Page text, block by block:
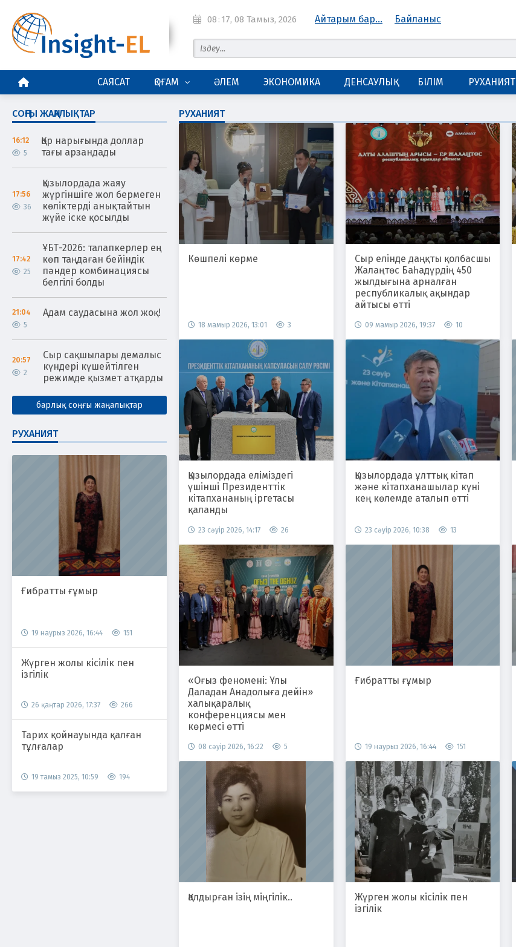
08 : 17, 08 Тамыз, 2026 Айтарым бар... Байланыс
САЯСАТ ҚОҒАМ ӘЛЕМ ЭКОНОМИКА ДЕНСАУЛЫҚ БІЛІМ РУХАНИЯТ
СОҢҒЫ ЖАҢАЛЫҚТАР
16:12
5
Қор нарығында доллар
тағы арзандады
17:56
36
Қызылордада жаяу
жүргіншіге жол бермеген
көліктерді анықтайтын
жүйе іске қосылды
17:42
25
ҰБТ-2026: талапкерлер ең
көп таңдаған бейіндік
пәндер комбинациясы
белгілі болды
21:04
5
Адам саудасына жол жоқ!
20:57
2
Сыр сақшылары демалыс
күндері күшейтілген
режимде қызмет атқарды
барлық соңғы жаңалықтар
РУХАНИЯТ
Ғибратты ғұмыр
19 наурыз 2026, 16:44 151
Жүрген жолы кісілік пен
ізгілік
26 қаңтар 2026, 17:37 266
Тарих қойнауында қалған
тұлғалар
19 тамыз 2025, 10:59 194
РУХАНИЯТ
Көшпелі көрме
18 мамыр 2026, 13:01 3
Сыр елінде даңқты қолбасшы
Жалаңтөс Баһадүрдің 450
жылдығына арналған
республикалық ақындар
айтысы өтті
09 мамыр 2026, 19:37 10
Қызылордада еліміздегі
үшінші Президенттік
кітапхананың іргетасы
қаланды
23 сәуір 2026, 14:17 26
Қызылордада ұлттық кітап
және кітапханашылар күні
кең көлемде аталып өтті
23 сәуір 2026, 10:38 13
«Оғыз феномені: Ұлы
Даладан Анадолыға дейін»
халықаралық
конференциясы мен
көрмесі өтті
08 сәуір 2026, 16:22 5
Ғибратты ғұмыр
19 наурыз 2026, 16:44 151
Қалдырған ізің міңгілік..
Жүрген жолы кісілік пен
ізгілік